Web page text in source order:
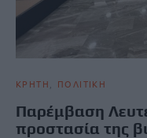
ΚΡΗΤΗ ΠΟΛΙΤΙΚΗ
Παρέμβαση
προστασία της